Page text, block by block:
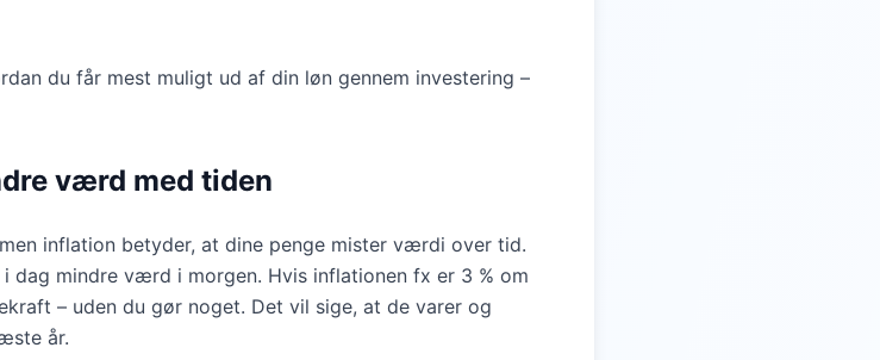
du får mest muligt ud af din løn gennem investering –
værd med tiden
inflation betyder, at dine penge mister værdi over tid.
dag mindre værd i morgen. Hvis inflationen fx er 3 % om
– uden du gør noget. Det vil sige, at de varer og
år.